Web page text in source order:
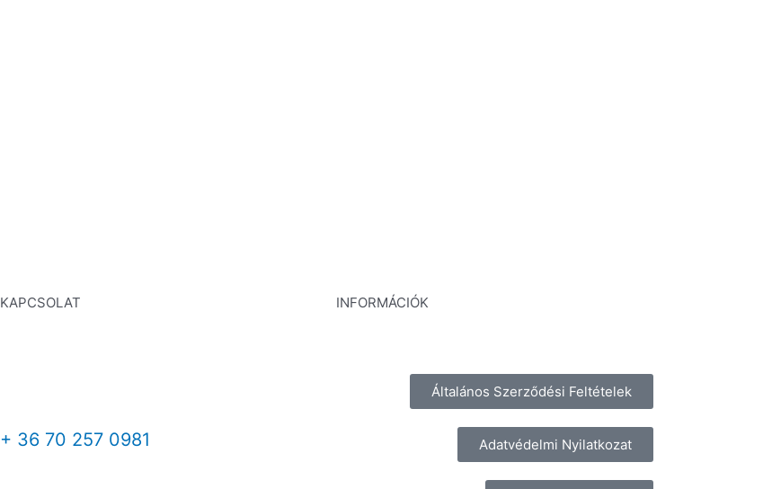
KAPCSOLAT
+ 36 70 257 0981
INFORMÁCIÓK
Általános Szerződési Feltételek
Adatvédelmi Nyilatkozat